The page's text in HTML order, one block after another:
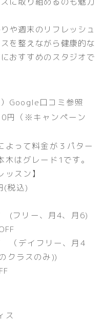
や週末のリフレッシュ
を整えながら健康的な
おすすめのスタジオで
）Google口コミ参照
0円（※キャンペーン
って料金が３パター
木はグレード1です。
ッスン】
税込)
(フリー、月4、月6)
（デイフリー、月4
クラスのみ))​
ス